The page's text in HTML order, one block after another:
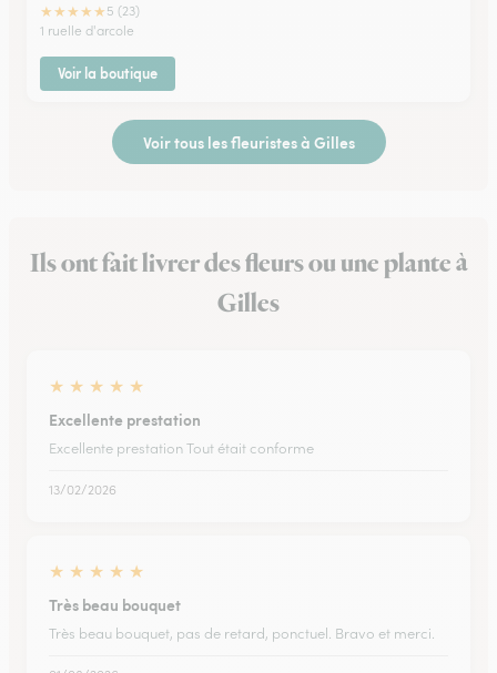
★★★★★ 5 (23)
1 ruelle d'arcole
Voir la boutique
Voir tous les fleuristes à Gilles
Ils ont fait livrer des fleurs ou une plante à
Gilles
★ ★ ★ ★ ★
Excellente prestation
Excellente prestation Tout était conforme
13/02/2026
★ ★ ★ ★ ★
Très beau bouquet
Très beau bouquet, pas de retard, ponctuel. Bravo et merci.